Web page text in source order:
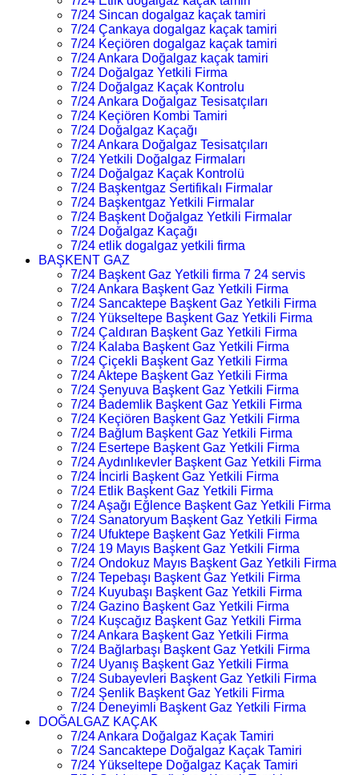
7/24 Sincan dogalgaz kaçak tamiri
7/24 Çankaya dogalgaz kaçak tamiri
7/24 Keçiören dogalgaz kaçak tamiri
7/24 Ankara Doğalgaz kaçak tamiri
7/24 Doğalgaz Yetkili Firma
7/24 Doğalgaz Kaçak Kontrolu
7/24 Ankara Doğalgaz Tesisatçıları
7/24 Keçiören Kombi Tamiri
7/24 Doğalgaz Kaçağı
7/24 Ankara Doğalgaz Tesisatçıları
7/24 Yetkili Doğalgaz Firmaları
7/24 Doğalgaz Kaçak Kontrolü
7/24 Başkentgaz Sertifikalı Firmalar
7/24 Başkentgaz Yetkili Firmalar
7/24 Başkent Doğalgaz Yetkili Firmalar
7/24 Doğalgaz Kaçağı
7/24 etlik dogalgaz yetkili firma
BAŞKENT GAZ
7/24 Başkent Gaz Yetkili firma 7 24 servis
7/24 Ankara Başkent Gaz Yetkili Firma
7/24 Sancaktepe Başkent Gaz Yetkili Firma
7/24 Yükseltepe Başkent Gaz Yetkili Firma
7/24 Çaldıran Başkent Gaz Yetkili Firma
7/24 Kalaba Başkent Gaz Yetkili Firma
7/24 Çiçekli Başkent Gaz Yetkili Firma
7/24 Aktepe Başkent Gaz Yetkili Firma
7/24 Şenyuva Başkent Gaz Yetkili Firma
7/24 Bademlik Başkent Gaz Yetkili Firma
7/24 Keçiören Başkent Gaz Yetkili Firma
7/24 Bağlum Başkent Gaz Yetkili Firma
7/24 Esertepe Başkent Gaz Yetkili Firma
7/24 Aydınlıkevler Başkent Gaz Yetkili Firma
7/24 İncirli Başkent Gaz Yetkili Firma
7/24 Etlik Başkent Gaz Yetkili Firma
7/24 Aşağı Eğlence Başkent Gaz Yetkili Firma
7/24 Sanatoryum Başkent Gaz Yetkili Firma
7/24 Ufuktepe Başkent Gaz Yetkili Firma
7/24 19 Mayıs Başkent Gaz Yetkili Firma
7/24 Ondokuz Mayıs Başkent Gaz Yetkili Firma
7/24 Tepebaşı Başkent Gaz Yetkili Firma
7/24 Kuyubaşı Başkent Gaz Yetkili Firma
7/24 Gazino Başkent Gaz Yetkili Firma
7/24 Kuşcağız Başkent Gaz Yetkili Firma
7/24 Ankara Başkent Gaz Yetkili Firma
7/24 Bağlarbaşı Başkent Gaz Yetkili Firma
7/24 Uyanış Başkent Gaz Yetkili Firma
7/24 Subayevleri Başkent Gaz Yetkili Firma
7/24 Şenlik Başkent Gaz Yetkili Firma
7/24 Deneyimli Başkent Gaz Yetkili Firma
DOĞALGAZ KAÇAK
7/24 Ankara Doğalgaz Kaçak Tamiri
7/24 Sancaktepe Doğalgaz Kaçak Tamiri
7/24 Yükseltepe Doğalgaz Kaçak Tamiri